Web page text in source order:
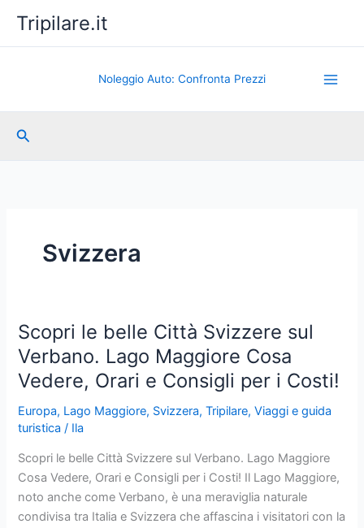
contenuto
Tripilare.it
Noleggio Auto: Confronta Prezzi
Cerca
Svizzera
Scopri le belle Città Svizzere sul
Verbano. Lago Maggiore Cosa
Vedere, Orari e Consigli per i Costi!
Europa, Lago Maggiore, Svizzera,Tripilare,Viaggi e guida
turistica / Ila
Scopri le belle Città Svizzere sul Verbano. Lago Maggiore
Cosa Vedere, Orari e Consigli per i Costi! Il Lago Maggiore,
noto anche come Verbano, è una meraviglia naturale
condivisa tra Italia e Svizzera che affascina i visitatori con la